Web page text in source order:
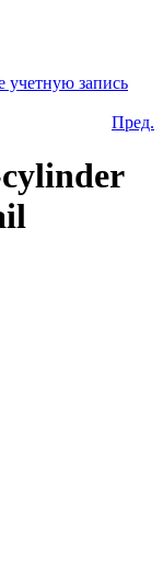
учетную запись
Пред.